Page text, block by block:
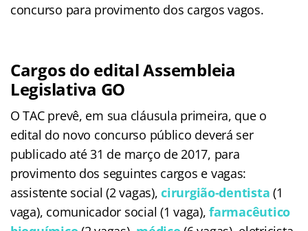
concurso para provimento dos cargos vagos.
Cargos do edital Assembleia
Legislativa GO
O TAC prevê, em sua cláusula primeira, que o
edital do novo concurso público deverá ser
publicado até 31 de março de 2017, para
provimento dos seguintes cargos e vagas:
assistente social (2 vagas),cirurgião-dentista (1
vaga), comunicador social (1 vaga),farmacêutico